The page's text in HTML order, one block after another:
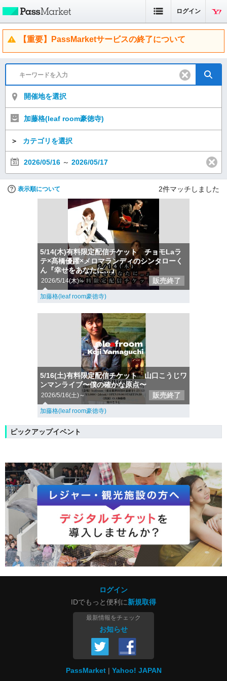
ログイン
【重要】PassMarketサービスの終了について
開催地を選択
加藤格(leaf room豪徳寺)
＞ カテゴリを選択
2026/05/16 ～ 2026/05/17
表示順について 2件マッチしました
5/14(木)有料限定配信チケット チョモLaラ
テ×髙橋優躍×メロマランディのシンタローく
ん『幸せをあなたに…』
2026/5/14(木)～ 販売終了
加藤格(leaf room豪徳寺)
5/16(土)有料限定配信チケット 山口こうじワ
ンマンライブ〜僕の確かな原点〜
2026/5/16(土)～ 販売終了
加藤格(leaf room豪徳寺)
ピックアップイベント
ログイン
IDでもっと便利に新規取得
最新情報をチェック
お知らせ
PassMarket Yahoo! JAPAN